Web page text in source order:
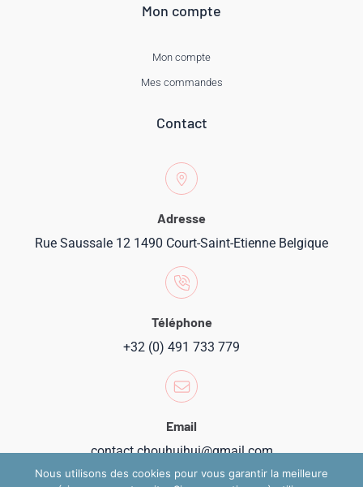
Mon compte
Mon compte
Mes commandes
Contact
Adresse
Rue Saussale 12 1490 Court-Saint-Etienne Belgique
Téléphone
+32 (0) 491 733 779
Email
contact.chouhuihui@gmail.com
Nous utilisons des cookies pour vous garantir la meilleure